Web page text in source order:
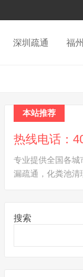
深圳疏通 福
本站推荐
热线电话：
专业提供全国各城
漏疏通，化粪池清
搜索